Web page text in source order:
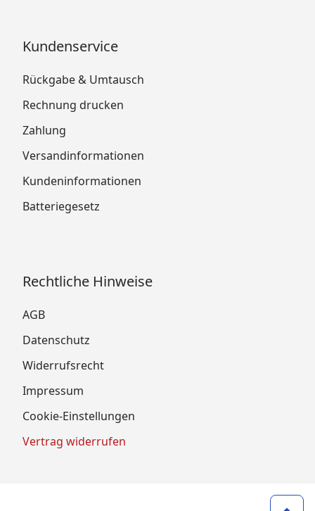
Kundenservice
Rückgabe & Umtausch
Rechnung drucken
Zahlung
Versandinformationen
Kundeninformationen
Batteriegesetz
Rechtliche Hinweise
AGB
Datenschutz
Widerrufsrecht
Impressum
Cookie-Einstellungen
Vertrag widerrufen